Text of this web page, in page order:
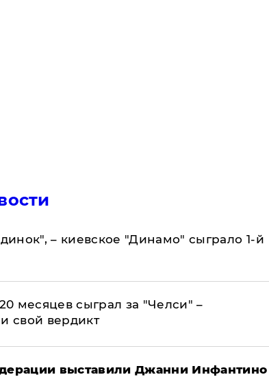
– киевское "Динамо" сыграло 1-й
месяцев сыграл за "Челси" –
свой вердикт
выставили Джанни Инфантино